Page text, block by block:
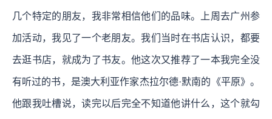
几个特定的朋友，我非常相信他们的品味。上周去广州参
加活动，我见了一个老朋友。我们当时在书店认识，都要
去逛书店，就成为了书友。他这次又推荐了一本我完全没
有听过的书，是澳大利亚作家杰拉尔德·默南的《平原》。
他跟我吐槽说，读完以后完全不知道他讲什么，这个就勾